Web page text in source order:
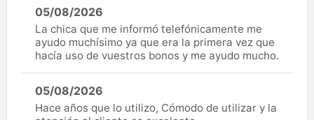
05/08/2026
La chica que me informó telefónicamente me
ayudo muchísimo ya que era la primera vez que
hacía uso de vuestros bonos y me ayudo mucho.
05/08/2026
Hace años que lo utilizo, Cómodo de utilizar y la